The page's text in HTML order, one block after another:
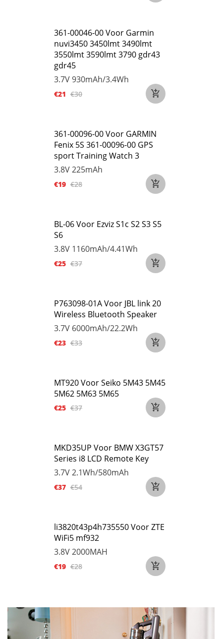
361-00046-00 Voor Garmin
nuvi3450 3450lmt 3490lmt
3550lmt 3590lmt 3790 gdr43
gdr45
3.7V930mAh/3.4Wh
€21 €30
361-00096-00 Voor GARMIN
Fenix 5S 361-00096-00 GPS
sport Training Watch 3
3.8V225mAh
€19 €28
BL-06 Voor Ezviz S1c S2 S3 S5
S6
3.8V 1160mAh/4.41Wh
€25 €37
P763098-01A Voor JBL link 20
Wireless Bluetooth Speaker
3.7V 6000mAh/22.2Wh
€23 €33
MT920 Voor Seiko 5M43 5M45
5M62 5M63 5M65
€25 €37
MKD35UP Voor BMW X3GT57
Series i8 LCD Remote Key
3.7V2.1Wh/580mAh
€37 €54
li3820t43p4h735550 Voor ZTE
WiFi5 mf932
3.8V2000MAH
€19 €28